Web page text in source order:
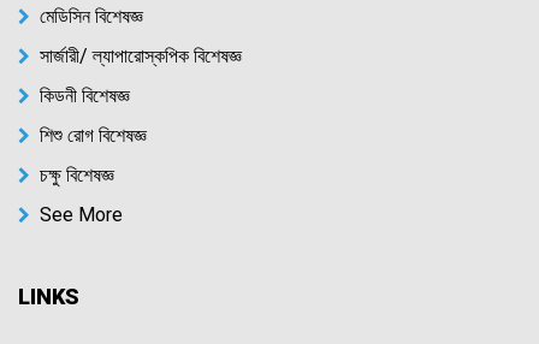
মেডিসিন বিশেষজ্ঞ
সার্জারী/ ল্যাপারোস্কপিক বিশেষজ্ঞ
কিডনী বিশেষজ্ঞ
শিশু রোগ বিশেষজ্ঞ
চক্ষু বিশেষজ্ঞ
See More
LINKS